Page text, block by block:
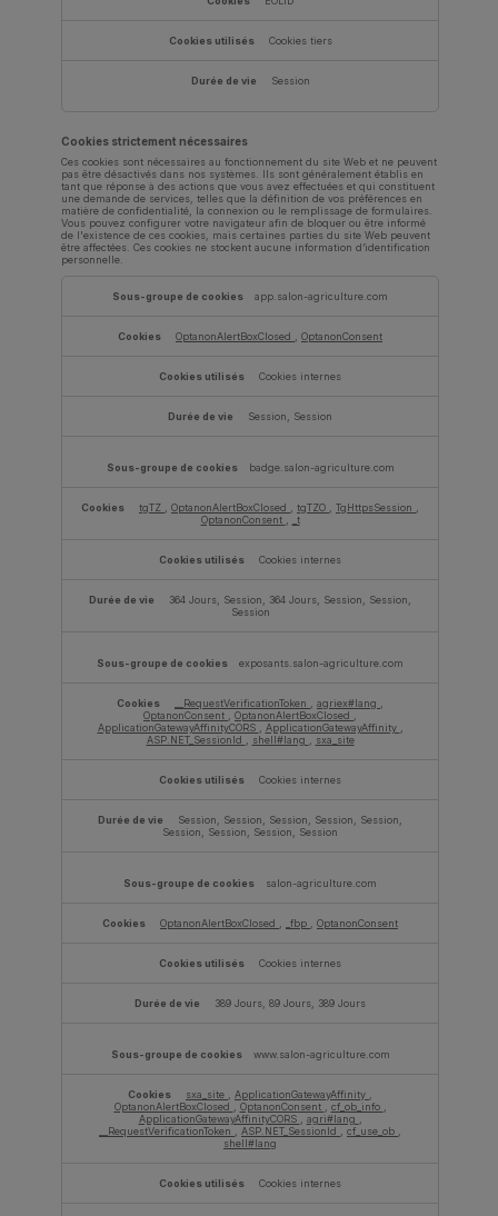
Cookies tiers
Session
Cookies strictement nécessaires
Ces cookies sont nécessaires au fonctionnement du site Web et ne peuvent
pas être désactivés dans nos systèmes. Ils sont généralement établis en
tant que réponse à des actions que vous avez effectuées et qui constituent
une demande de services, telles que la définition de vos préférences en
matière de confidentialité, la connexion ou le remplissage de formulaires.
Vous pouvez configurer votre navigateur afin de bloquer ou être informé
de l'existence de ces cookies, mais certaines parties du site Web peuvent
être affectées. Ces cookies ne stockent aucune information d’identification
personnelle.
strictement
app.salon-agriculture.com
OptanonAlertBoxClosed OptanonConsent
Cookies internes
Session, Session
badge.salon-agriculture.com
tgTZ OptanonAlertBoxClosed tgTZO TgHttpsSession
OptanonConsent
_t
Cookies internes
364 Jours, Session, 364 Jours, Session, Session,
Session
exposants.salon-agriculture.com
__RequestVerificationToken agriex#lang
OptanonConsent
OptanonAlertBoxClosed
ApplicationGatewayAffinityCORS
ApplicationGatewayAffinity
ASP.NET_SessionId
shell#lang sxa_site
Cookies internes
Session, Session, Session, Session, Session,
Session, Session, Session, Session
salon-agriculture.com
OptanonAlertBoxClosed _fbp OptanonConsent
Cookies internes
389 Jours, 89 Jours, 389 Jours
www.salon-agriculture.com
sxa_site ApplicationGatewayAffinity
OptanonAlertBoxClosed
OptanonConsent cf_ob_info
ApplicationGatewayAffinityCORS
agri#lang
__RequestVerificationToken
ASP.NET_SessionId cf_use_ob
shell#lang
Cookies internes